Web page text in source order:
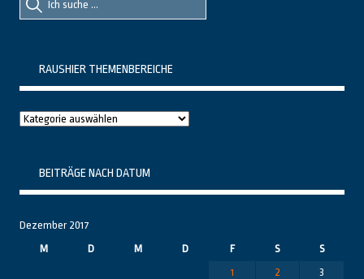
nach::
nach:
RAUSHIER THEMENBEREICHE
Raushier
BEITRÄGE NACH DATUM
Dezember 2017
M
D M D F S
S
1
2
3